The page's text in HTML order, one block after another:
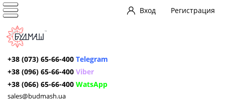
Вход Регистрация
+38 (073) 65-66-400 Telegram
+38 (096) 65-66-400 Viber
+38 (066) 65-66-400 WatsApp
sales@budmash.ua